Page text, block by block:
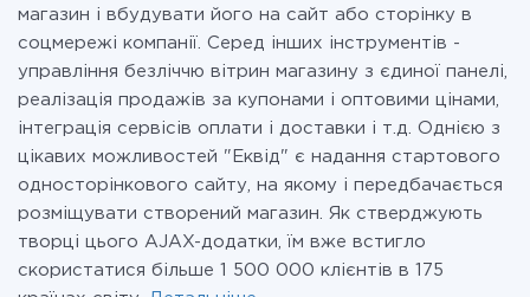
магазин і вбудувати його на сайт або сторінку в
соцмережі компанії. Серед інших інструментів -
управління безліччю вітрин магазину з єдиної панелі,
реалізація продажів за купонами і оптовими цінами,
інтеграція сервісів оплати і доставки і т.д. Однією з
цікавих можливостей "Еквід" є надання стартового
односторінкового сайту, на якому і передбачається
розміщувати створений магазин. Як стверджують
творці цього AJAX-додатки, їм вже встигло
скористатися більше 1 500 000 клієнтів в 175